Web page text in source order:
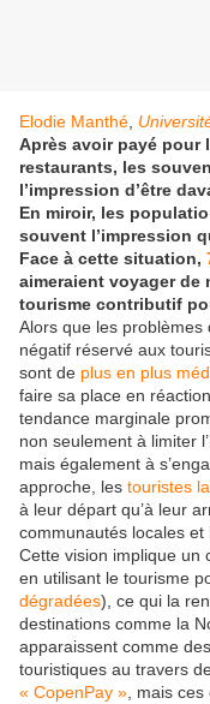
Elodie Manthé
Après avoir payé pour
restaurants, les
l’impression d’être
En miroir, les
souvent l’impression
Face à cette situation,
aimeraient voyager de
tourisme contributif
Alors que les problèmes
négatif réservé aux
sont de plus en plus
faire sa place en
tendance marginale
non seulement à limiter
mais également à
approche, les touristes
à leur départ qu’à leur
communautés locales et
Cette vision implique un
en utilisant le tourisme
dégradées), ce qui la
destinations comme la
apparaissent comme
touristiques au travers
« CopenPay » , mais